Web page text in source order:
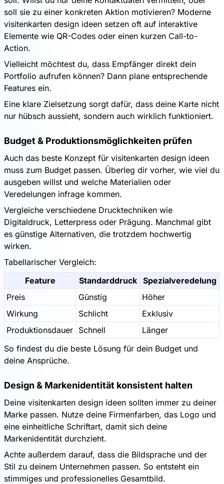
soll sie zu einer konkreten Aktion motivieren? Moderne
visitenkarten design ideen setzen oft auf interaktive
Elemente wie QR-Codes oder einen kurzen Call-to-
Action.
Vielleicht möchtest du, dass Empfänger direkt dein
Portfolio aufrufen können? Dann plane entsprechende
Features ein.
Eine klare Zielsetzung sorgt dafür, dass deine Karte nicht
nur hübsch aussieht, sondern auch wirklich funktioniert.
Budget & Produktionsmöglichkeiten prüfen
Auch das beste Konzept für visitenkarten design ideen
muss zum Budget passen. Überleg dir vorher, wie viel du
ausgeben willst und welche Materialien oder
Veredelungen infrage kommen.
Vergleiche verschiedene Drucktechniken wie
Digitaldruck, Letterpress oder Prägung. Manchmal gibt
es günstige Alternativen, die trotzdem hochwertig
wirken.
Tabellarischer Vergleich:
Feature
Standarddruck Spezialveredelung
Preis
Günstig
Höher
Wirkung
Schlicht
Exklusiv
Produktionsdauer Schnell
Länger
So findest du die beste Lösung für dein Budget und
deine Ansprüche.
Design & Markenidentität konsistent halten
Deine visitenkarten design ideen sollten immer zu deiner
Marke passen. Nutze deine Firmenfarben, das Logo und
eine einheitliche Schriftart, damit sich deine
Markenidentität durchzieht.
Achte außerdem darauf, dass die Bildsprache und der
Stil zu deinem Unternehmen passen. So entsteht ein
stimmiges und professionelles Gesamtbild.